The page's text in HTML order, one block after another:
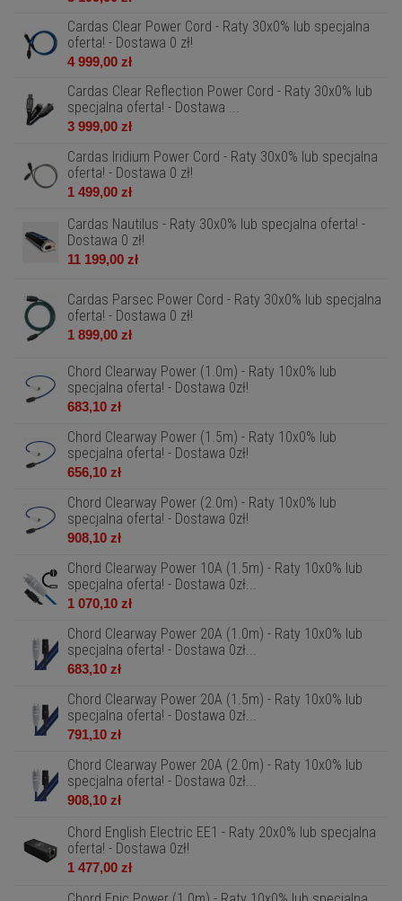
Cardas Clear Power Cord - Raty 30x0% lub specjalna
oferta! - Dostawa 0 zł!
4 999,00 zł
Cardas Clear Reflection Power Cord - Raty 30x0% lub
specjalna oferta! - Dostawa ...
3 999,00 zł
Cardas Iridium Power Cord - Raty 30x0% lub specjalna
oferta! - Dostawa 0 zł!
1 499,00 zł
Cardas Nautilus - Raty 30x0% lub specjalna oferta! -
Dostawa 0 zł!
11 199,00 zł
Cardas Parsec Power Cord - Raty 30x0% lub specjalna
oferta! - Dostawa 0 zł!
1 899,00 zł
Chord Clearway Power (1.0m) - Raty 10x0% lub
specjalna oferta! - Dostawa 0zł!
683,10 zł
Chord Clearway Power (1.5m) - Raty 10x0% lub
specjalna oferta! - Dostawa 0zł!
656,10 zł
Chord Clearway Power (2.0m) - Raty 10x0% lub
specjalna oferta! - Dostawa 0zł!
908,10 zł
Chord Clearway Power 10A (1.5m) - Raty 10x0% lub
specjalna oferta! - Dostawa 0zł...
1 070,10 zł
Chord Clearway Power 20A (1.0m) - Raty 10x0% lub
specjalna oferta! - Dostawa 0zł...
683,10 zł
Chord Clearway Power 20A (1.5m) - Raty 10x0% lub
specjalna oferta! - Dostawa 0zł...
791,10 zł
Chord Clearway Power 20A (2.0m) - Raty 10x0% lub
specjalna oferta! - Dostawa 0zł...
908,10 zł
Chord English Electric EE1 - Raty 20x0% lub specjalna
oferta! - Dostawa 0zł!
1 477,00 zł